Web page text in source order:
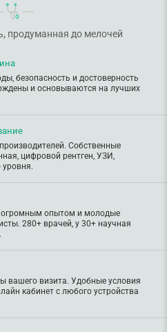
продуманная до мелочей
безопасность и достоверность
и основываются на лучших
Собственные
цифровой рентген, УЗИ,
уровня.
огромным опытом и молодые
280+ врачей, у 30+ научная
вашего визита. Удобные условия
кабинет с любого устройства